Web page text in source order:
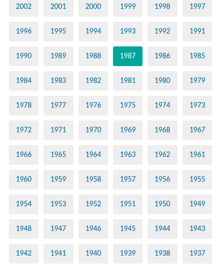
2002 2001 2000 1999 1998 1997
1996 1995 1994 1993 1992 1991
1990 1989 1988 1987 1986 1985
1984 1983 1982 1981 1980 1979
1978 1977 1976 1975 1974 1973
1972 1971 1970 1969 1968 1967
1966 1965 1964 1963 1962 1961
1960 1959 1958 1957 1956 1955
1954 1953 1952 1951 1950 1949
1948 1947 1946 1945 1944 1943
1942 1941 1940 1939 1938 1937